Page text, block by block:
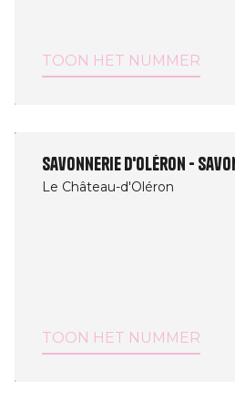
TOON HET NUMMER
Savonnerie d'Oléron -
Le Château-d'Oléron
TOON HET NUMMER